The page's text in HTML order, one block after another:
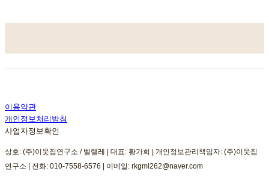
이용약관
개인정보처리방침
사업자정보확인
상호: (주)이웃집연구소 / 벨렐레 | 대표: 황가희 | 개인정보관리책임자: (주)이웃집
연구소 | 전화: 010-7558-6576 | 이메일: rkgml262@naver.com